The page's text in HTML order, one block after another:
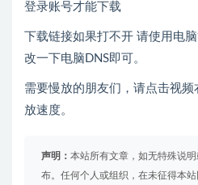
登录账号才能下载
下载链接如果打不开 请使用电
改一下电脑DNS即可。
需要慢放的朋友们，请点击视
放速度。
声明： 本站所有文章，如无特殊说
布。任何个人或组织，在未征得本站